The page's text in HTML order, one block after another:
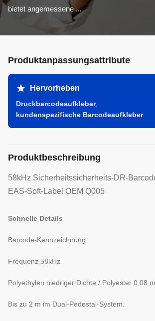
bietet angemessene ...
Produktanpassungsattribute
Hervorheben
Druckbarcodeaufkleber,
kundenspezifische Barcodeaufkleber
Produktbeschreibung
58kHz Sicherheitssicherheits-DR-
EAS-Soft-Label OEM Q005
Schnelle Details
Barcode-Kennzeichnung
Frequenz 58kHz
Polyethylen niedriger Dichte / Polyester 0,08
Bis zu 2 m im Dual-Pedestal-System.